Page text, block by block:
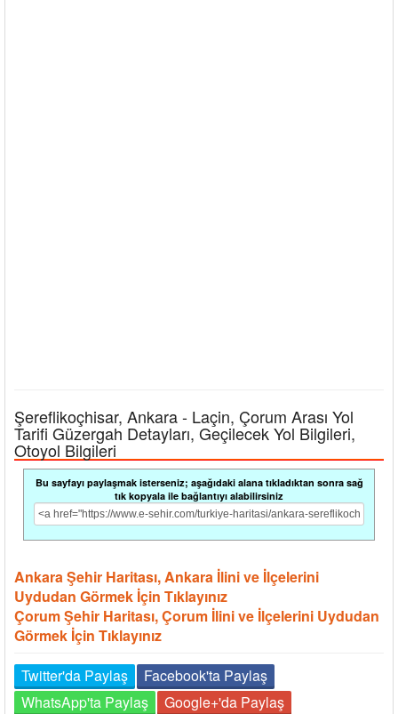
Şereflikoçhisar, Ankara - Laçin, Çorum Arası Yol
Tarifi Güzergah Detayları, Geçilecek Yol Bilgileri,
Otoyol Bilgileri
Bu sayfayı paylaşmak isterseniz; aşağıdaki alana tıkladıktan sonra sağ
tık kopyala ile bağlantıyı alabilirsiniz
Ankara Şehir Haritası, Ankara İlini ve İlçelerini
Uydudan Görmek İçin Tıklayınız
Çorum Şehir Haritası, Çorum İlini ve İlçelerini Uydudan
Görmek İçin Tıklayınız
Twitter'da Paylaş
Facebook'ta Paylaş
WhatsApp'ta Paylaş
Google+'da Paylaş